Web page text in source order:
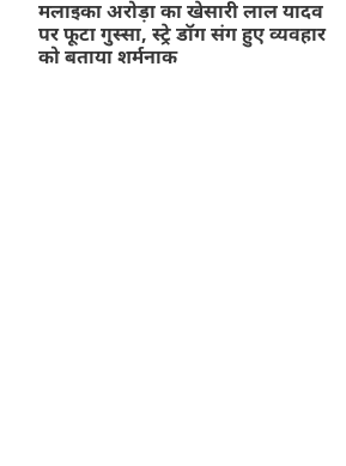
मलाइका अरोड़ा का खेसारी लाल यादव
पर फूटा गुस्सा, स्ट्रे डॉग संग हुए व्यवहार
को बताया शर्मनाक